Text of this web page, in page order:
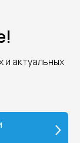
и актуальных